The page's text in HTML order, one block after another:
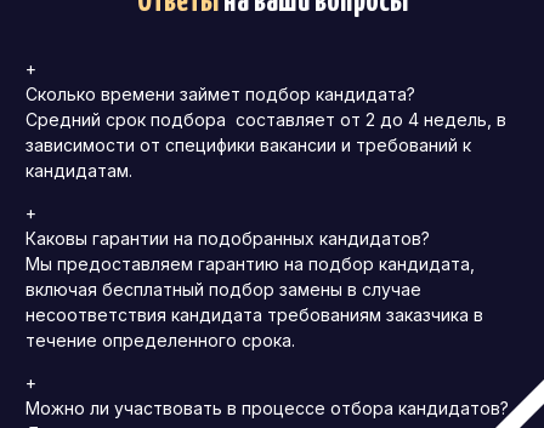
+
Сколько времени займет подбор кандидата?
Средний срок подбора составляет от 2 до 4 недель, в
зависимости от специфики вакансии и требований к
кандидатам.
+
Каковы гарантии на подобранных кандидатов?
Мы предоставляем гарантию на подбор кандидата,
включая бесплатный подбор замены в случае
несоответствия кандидата требованиям заказчика в
течение определенного срока.
+
Можно ли участвовать в процессе отбора кандидатов?